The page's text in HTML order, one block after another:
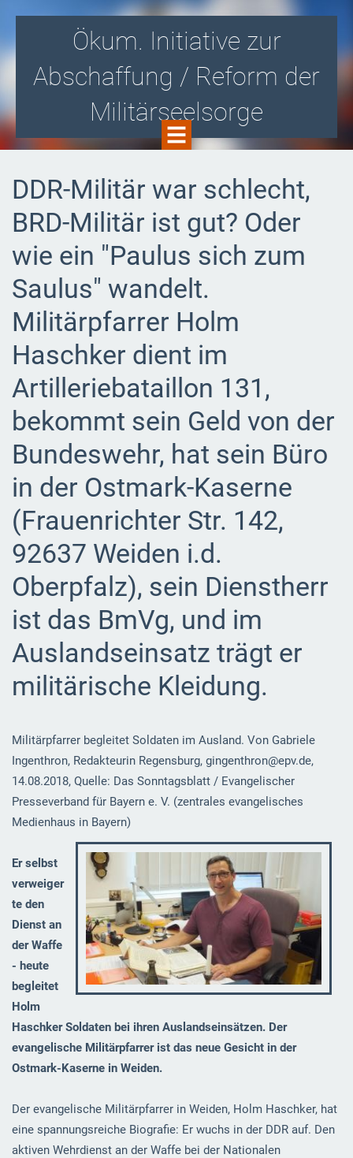
Ökum. Initiative zur
Abschaffung / Reform der
Militärseelsorge
Gegen die Zusammenarbeit von Kirche
und Militär! Für eine kirchlich
organisierte Soldatenseelsorge i.S.v.
Aussteigerbegleitung und -beratung!
DDR-Militär war schlecht,
BRD-Militär ist gut? Oder
wie ein "Paulus sich zum
Saulus" wandelt.
Militärpfarrer Holm
Haschker dient im
Artilleriebataillon 131,
bekommt sein Geld von der
Bundeswehr, hat sein Büro
in der Ostmark-Kaserne
(Frauenrichter Str. 142,
92637 Weiden i.d.
Oberpfalz), sein Dienstherr
ist das BmVg, und im
Auslandseinsatz trägt er
militärische Kleidung.
Militärpfarrer begleitet Soldaten im Ausland. Von Gabriele
Ingenthron, Redakteurin Regensburg, gingenthron@epv.de,
14.08.2018, Quelle: Das Sonntagsblatt / Evangelischer
Presseverband für Bayern e. V. (zentrales evangelisches
Medienhaus in Bayern)
Er selbst
verweiger
te den
Dienst an
der Waffe
- heute
begleitet
Holm
Haschker Soldaten bei ihren Auslandseinsätzen. Der
evangelische Militärpfarrer ist das neue Gesicht in der
Ostmark-Kaserne in Weiden.
Der evangelische Militärpfarrer in Weiden, Holm Haschker, hat
eine spannungsreiche Biografie: Er wuchs in der DDR auf. Den
aktiven Wehrdienst an der Waffe bei der Nationalen